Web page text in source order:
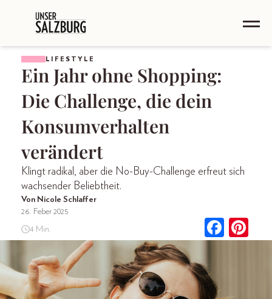
LIFESTYLE
Ein Jahr ohne Shopping:
Die Challenge, die dein
Konsumverhalten
verändert
Klingt radikal, aber die No-Buy-Challenge erfreut sich
wachsender Beliebtheit.
Von Nicole Schlaffer
26. Feber 2025
4 Min.